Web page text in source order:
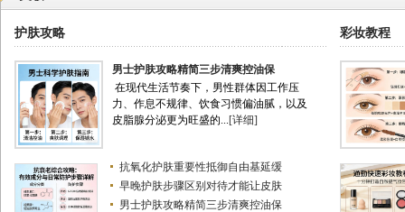
护肤攻略
男士护肤攻略精简三步清爽控油保
在现代生活节奏下，男性群体因工作压
力、作息不规律、饮食习惯偏油腻，以及
皮脂腺分泌更为旺盛的...[详细]
抗氧化护肤重要性抵御自由基延缓
早晚护肤步骤区别对待才能让皮肤
男士护肤攻略精简三步清爽控油保
彩妆教程